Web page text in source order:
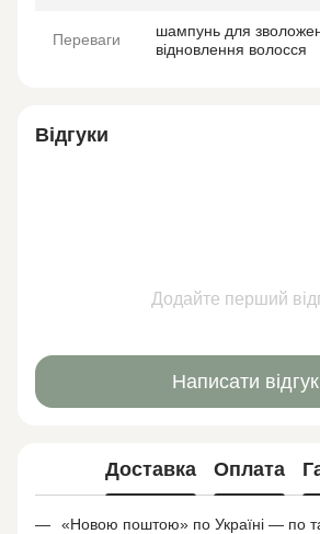
Переваги
шампунь для
відновлення волосся
Відгуки
Додайте перший
Написати відгук
Доставка Оплата
«Новою поштою» по Україні — по